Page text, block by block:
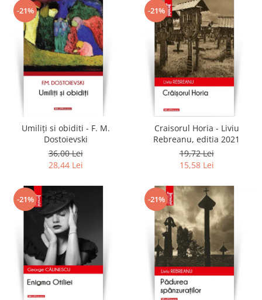
-21%
Umiliți si obiditi - F. M.
Dostoievski
36,00 Lei
28,44 Lei
-21%
Craisorul Horia - Liviu
Rebreanu, editia 2021
19,72 Lei
15,58 Lei
-21% -21%